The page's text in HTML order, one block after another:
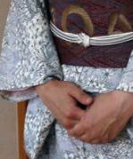
テゴリー
Apple &
Flashがらくた工
Web Site(10)